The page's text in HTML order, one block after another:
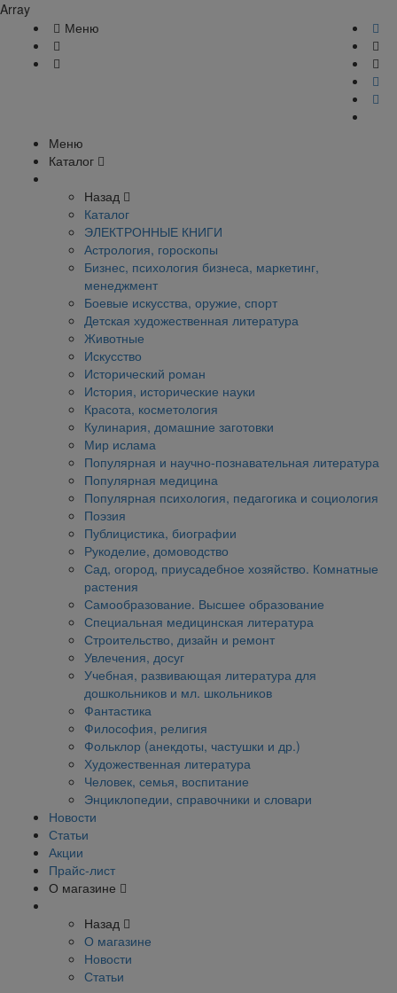
Array
Меню
Меню
Каталог
Назад
Каталог
ЭЛЕКТРОННЫЕ КНИГИ
Астрология, гороскопы
Бизнес, психология бизнеса, маркетинг,
менеджмент
Боевые искусства, оружие, спорт
Детская художественная литература
Животные
Искусство
Исторический роман
История, исторические науки
Красота, косметология
Кулинария, домашние заготовки
Мир ислама
Популярная и научно-познавательная литература
Популярная медицина
Популярная психология, педагогика и социология
Поэзия
Публицистика, биографии
Рукоделие, домоводство
Сад, огород, приусадебное хозяйство. Комнатные
растения
Самообразование. Высшее образование
Специальная медицинская литература
Строительство, дизайн и ремонт
Увлечения, досуг
Учебная, развивающая литература для
дошкольников и мл. школьников
Фантастика
Философия, религия
Фольклор (анекдоты, частушки и др.)
Художественная литература
Человек, семья, воспитание
Энциклопедии, справочники и словари
Новости
Статьи
Акции
Прайс-лист
О магазине
Назад
О магазине
Новости
Статьи